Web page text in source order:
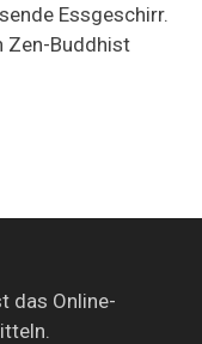
Besuch
buddhistischen
Essgeschirr.
Zen-Buddhist
das Online-